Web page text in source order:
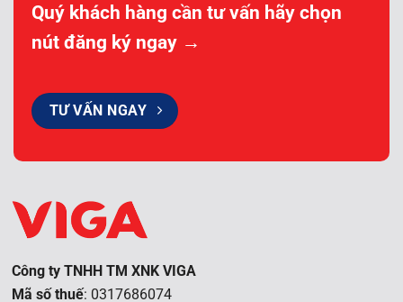
Quý khách hàng cần tư vấn hãy chọn
nút đăng ký ngay →
TƯ VẤN NGAY
Công ty TNHH TM XNK VIGA
Mã số thuế: 0317686074